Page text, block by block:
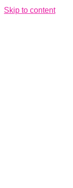
Skip to content